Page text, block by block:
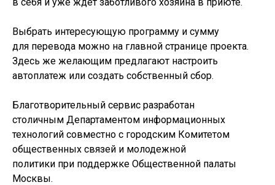
Выбрать интересующую программу и сумму
для перевода можно на главной странице проекта.
Здесь же желающим предлагают настроить
автоплатеж или создать собственный сбор.
Благотворительный сервис разработан
столичным Департаментом информационных
технологий совместно с городским Комитетом
общественных связей и молодежной
политики при поддержке Общественной палаты
Москвы.